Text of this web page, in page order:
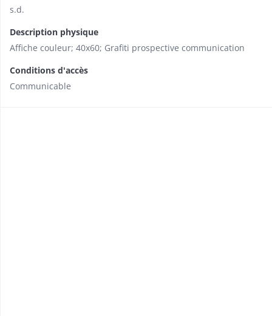
s.d.
Description physique
Affiche couleur; 40x60; Grafiti prospective communication
Conditions d'accès
Communicable